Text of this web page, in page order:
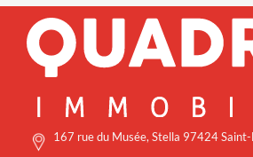
167 rue du Musée, Stella 97424 Saint-